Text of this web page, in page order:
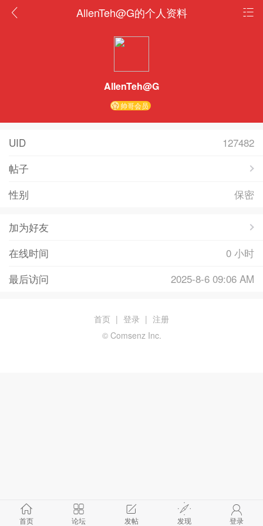
AllenTeh@G的个人资料
AllenTeh@G
帅哥会员
UID
127482
帖子
性别
保密
加为好友
在线时间
0 小时
最后访问
2025-8-6 09:06 AM
首页 论坛 发帖 发现 登录
首页 | 登录 | 注册
© Comsenz Inc.